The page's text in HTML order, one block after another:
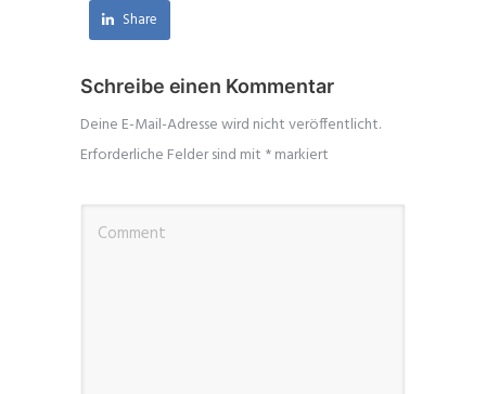
Share
Schreibe einen Kommentar
Deine E-Mail-Adresse wird nicht veröffentlicht.
Erforderliche Felder sind mit *markiert